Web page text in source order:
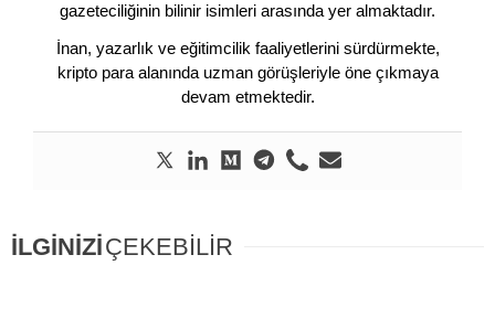
gazeteciliğinin bilinir isimleri arasında yer almaktadır.
İnan, yazarlık ve eğitimcilik faaliyetlerini sürdürmekte,
kripto para alanında uzman görüşleriyle öne çıkmaya
devam etmektedir.
İLGİNİZİÇEKEBİLİR